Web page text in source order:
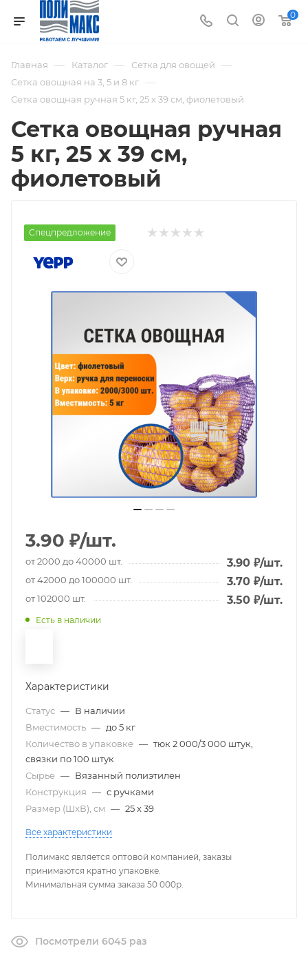
0
Главная — Каталог — Сетка для овощей —
Сетка овощная на 3, 5 и 8 кг —
Сетка овощная ручная 5 кг, 25 х 39 см, фиолетовый
Сетка овощная ручная
5 кг, 25 х 39 см,
фиолетовый
Спецпредложение
3.90 ₽/шт.
от 2000 до 40000 шт. 3.90 ₽/шт.
от 42000 до 100000 шт. 3.70 ₽/шт.
от 102000 шт. 3.50 ₽/шт.
Есть в наличии
Характеристики
Статус — В наличии
Вместимость — до 5 кг
Количество в упаковке — тюк 2 000/3 000 штук,
связки по 100 штук
Сырье — Вязанный полиэтилен
Конструкция — с ручками
Размер (ШxВ), см — 25 х 39
Все характеристики
Полимакс является оптовой компанией, заказы
принимаются кратно упаковке.
Минимальная сумма заказа 50 000р.
Посмотрели 6045 раз